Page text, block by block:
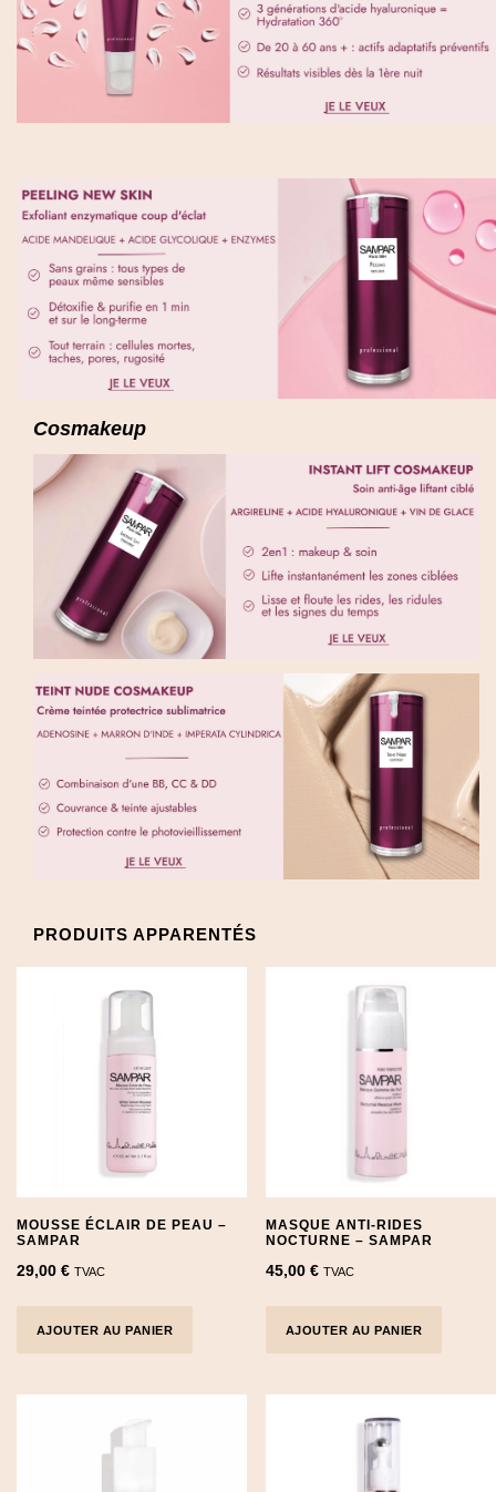
Cosmakeup
PRODUITS APPARENTÉS
MOUSSE ÉCLAIR DE PEAU –
SAMPAR
29,00 € TVAC
AJOUTER AU PANIER
MASQUE ANTI-RIDES
NOCTURNE – SAMPAR
45,00€ TVAC
AJOUTER AU PANIER